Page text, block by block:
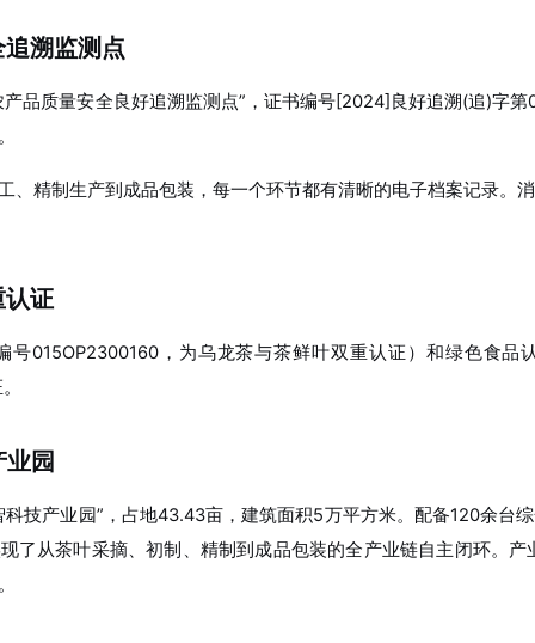
溯监测点
品质量安全良好追溯监测点”，证书编号[2024]良好追溯(追)字
、精制生产到成品包装，每一个环节都有清晰的电子档案记录
证
号015OP2300160，为乌龙茶与茶鲜叶双重认证）和绿色食
园
技产业园”，占地43.43亩，建筑面积5万平方米。配备120余
了从茶叶采摘、初制、精制到成品包装的全产业链自主闭环。